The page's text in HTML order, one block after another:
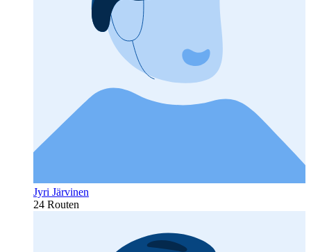
Jyri Järvinen
24 Routen